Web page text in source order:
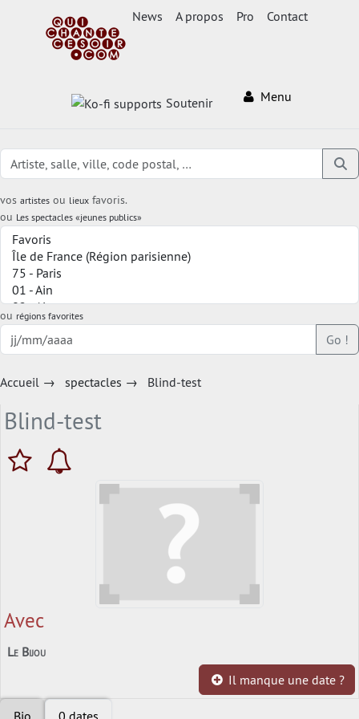
News A propos Pro Contact
Soutenir Menu
vos artistes ou lieux favoris.
ou Les spectacles «jeunes publics»
ou régions favorites
Go !
Accueil → spectacles → Blind-test
Blind-test
Avec
Le Bijou
Il manque une date ?
Bio 0 dates